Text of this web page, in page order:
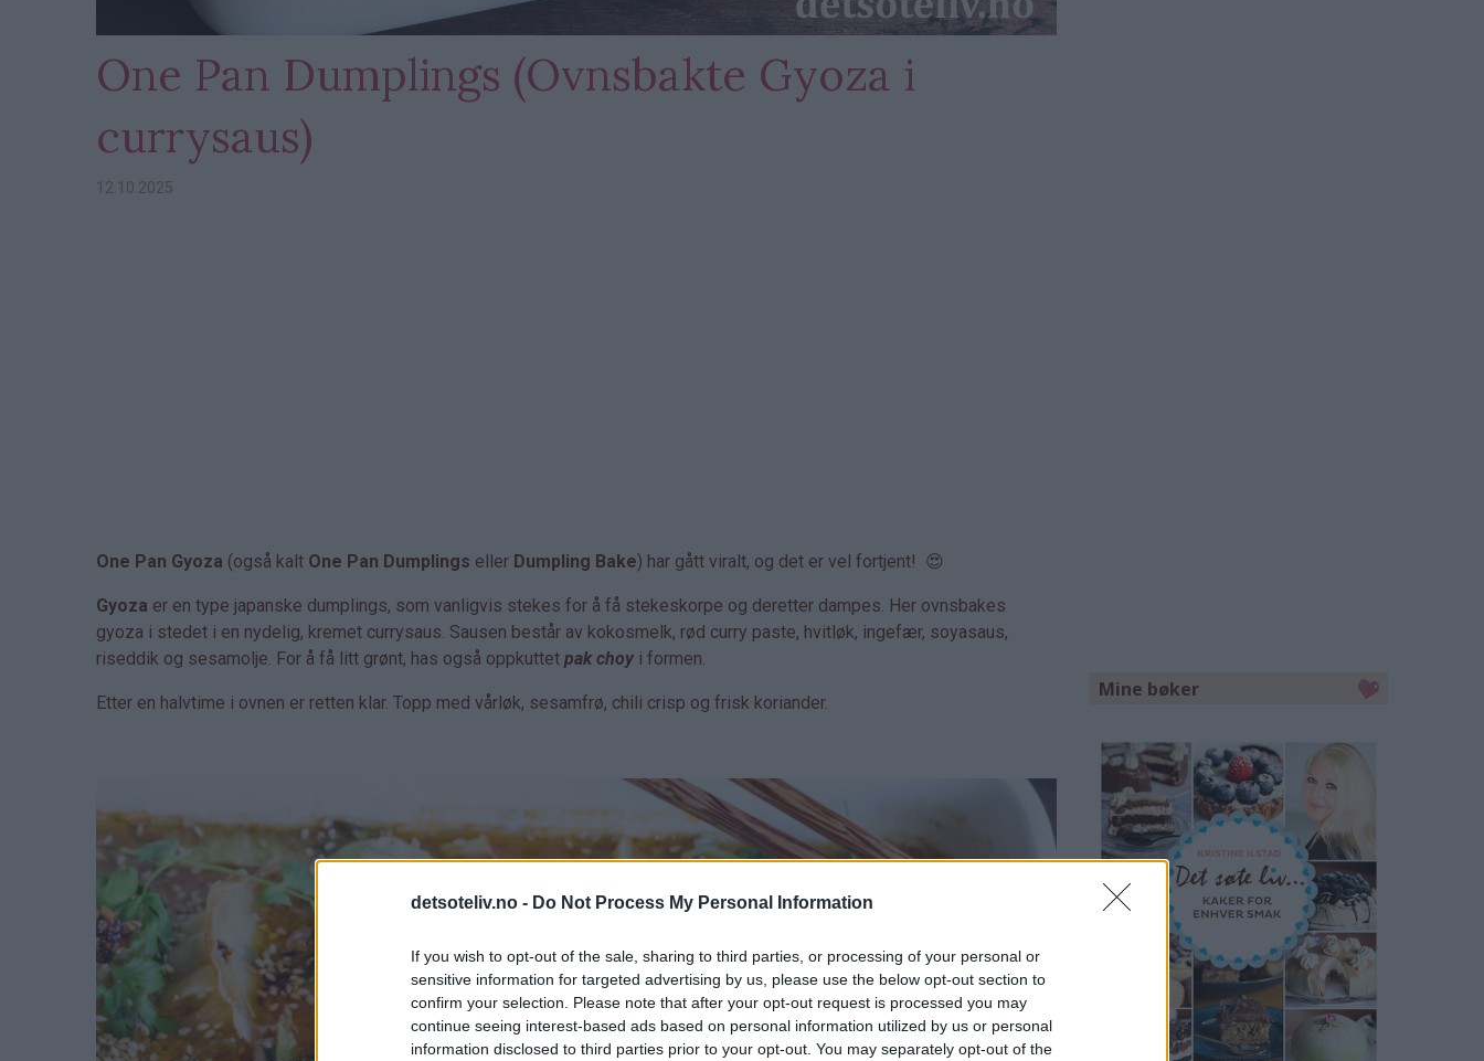
detsoteliv.no - Do Not Process My Personal Information
If you wish to opt-out of the sale, sharing to third parties, or processing of your personal or
sensitive information for targeted advertising by us, please use the below opt-out section to
confirm your selection. Please note that after your opt-out request is processed you may
continue seeing interest-based ads based on personal information utilized by us or personal
information disclosed to third parties prior to your opt-out. You may separately opt-out of the
One Pan Dumplings (Ovnsbakte Gyoza i
currysaus)
12.10.2025
One Pan Gyoza (også kalt One Pan Dumplings eller Dumpling Bake) har gått viralt, og det er vel fortjent! 😍
Gyoza er en type japanske dumplings, som vanligvis stekes for å få stekeskorpe og deretter dampes. Her ovnsbakes
gyoza i stedet i en nydelig, kremet currysaus. Sausen består av kokosmelk, rød curry paste, hvitløk, ingefær, soyasaus,
riseddik og sesamolje. For å få litt grønt, has også oppkuttet pak choy i formen.
Etter en halvtime i ovnen er retten klar. Topp med vårløk, sesamfrø, chili crisp og frisk koriander.
Mine bøker